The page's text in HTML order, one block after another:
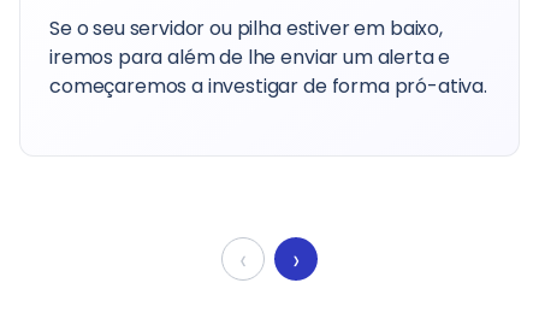
Personalização da sua pilha/servidor, por
exemplo, implementação de pacotes
adicionais, configurações específicas, etc.
‹ ›